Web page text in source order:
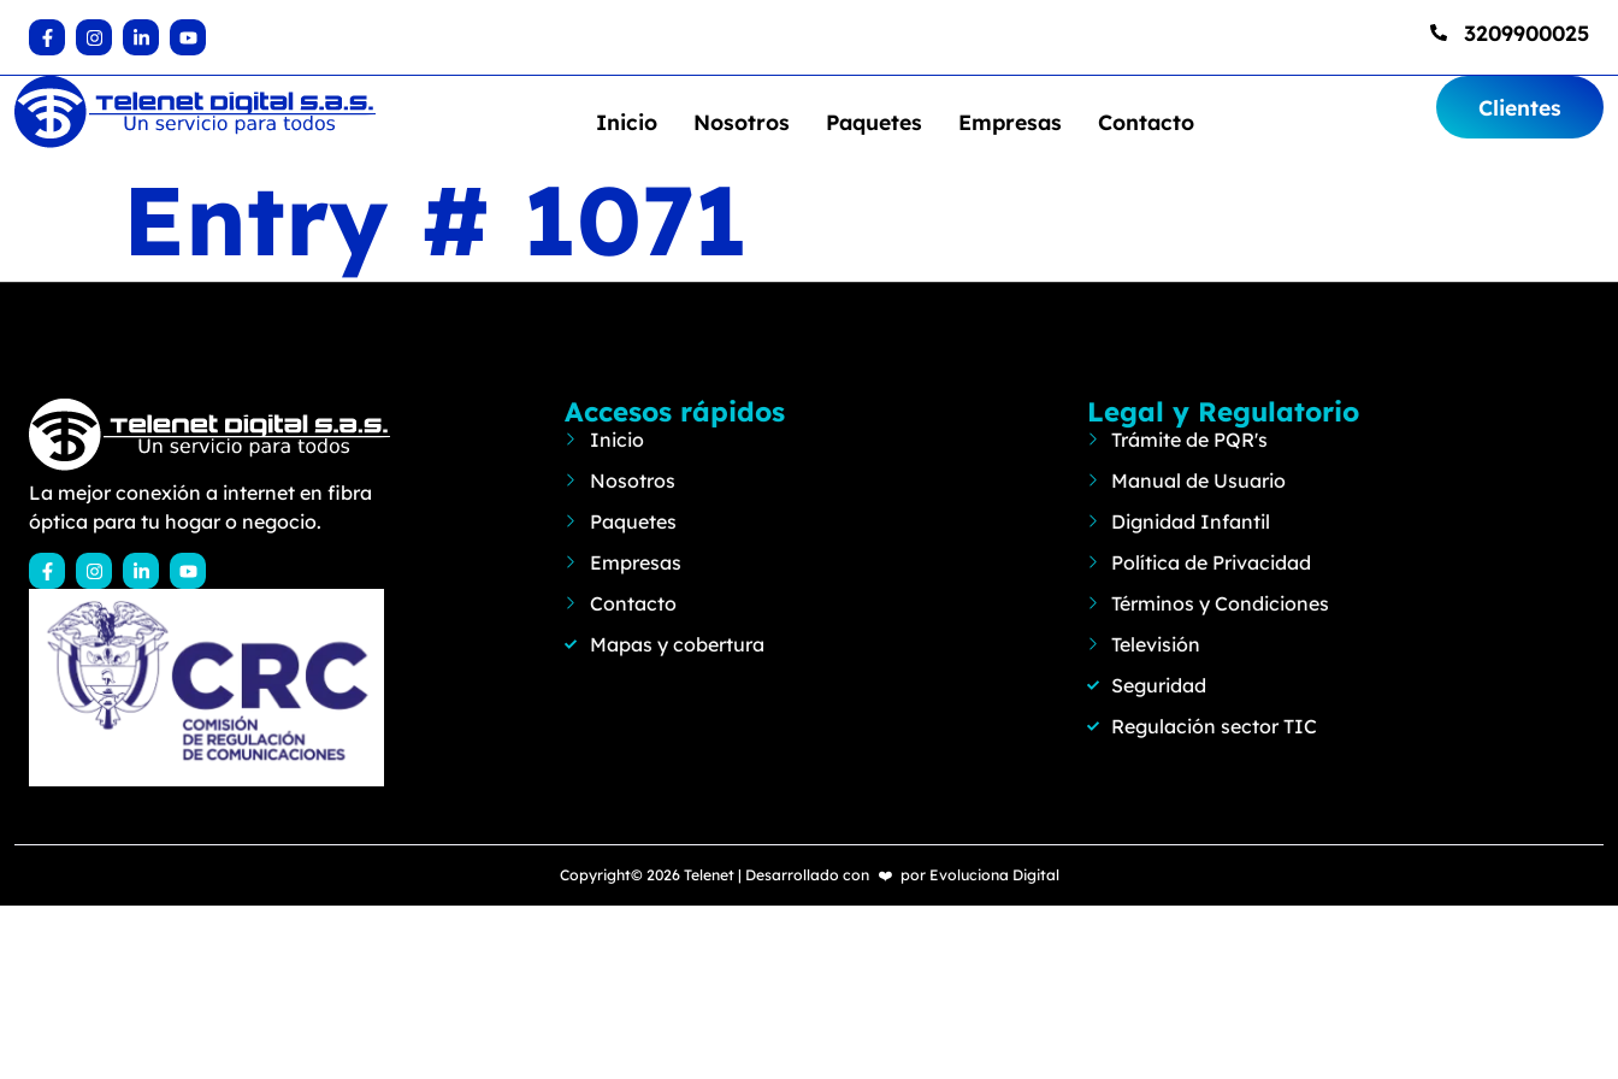
3209900025
Inicio Nosotros Paquetes Empresas Contacto
Clientes
Entry # 1071
La mejor conexión a internet en fibra
óptica para tu hogar o negocio.
Accesos rápidos
Inicio
Nosotros
Paquetes
Empresas
Contacto
Mapas y cobertura
Legal y Regulatorio
Trámite de PQR's
Manual de Usuario
Dignidad Infantil
Política de Privacidad
Términos y Condiciones
Televisión
Seguridad
Regulación sector TIC
Copyright© 2026 Telenet | Desarrollado con ❤️ por Evoluciona Digital